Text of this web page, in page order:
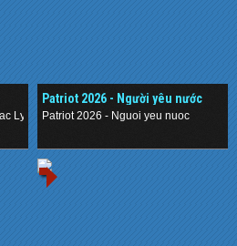
Ly
Patriot 2026 - Người yêu nước
Patriot 2026 - Nguoi yeu nuoc